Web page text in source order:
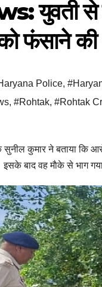
युवती से
फंसाने
Police,
, #Rohtak, #Rohtak
सुनील कुमार ने बताया
बाद वह माैके से भाग